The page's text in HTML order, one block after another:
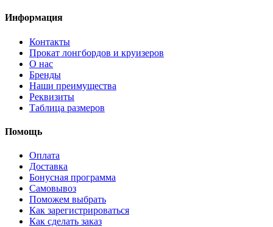
Информация
Контакты
Прокат лонгбордов и круизеров
О нас
Бренды
Наши преимущества
Реквизиты
Таблица размеров
Помощь
Оплата
Доставка
Бонусная программа
Самовывоз
Поможем выбрать
Как зарегистрироваться
Как сделать заказ